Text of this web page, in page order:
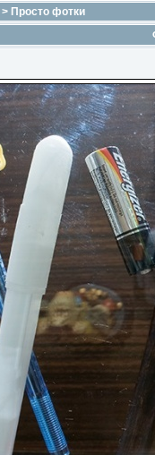
> Просто фотки